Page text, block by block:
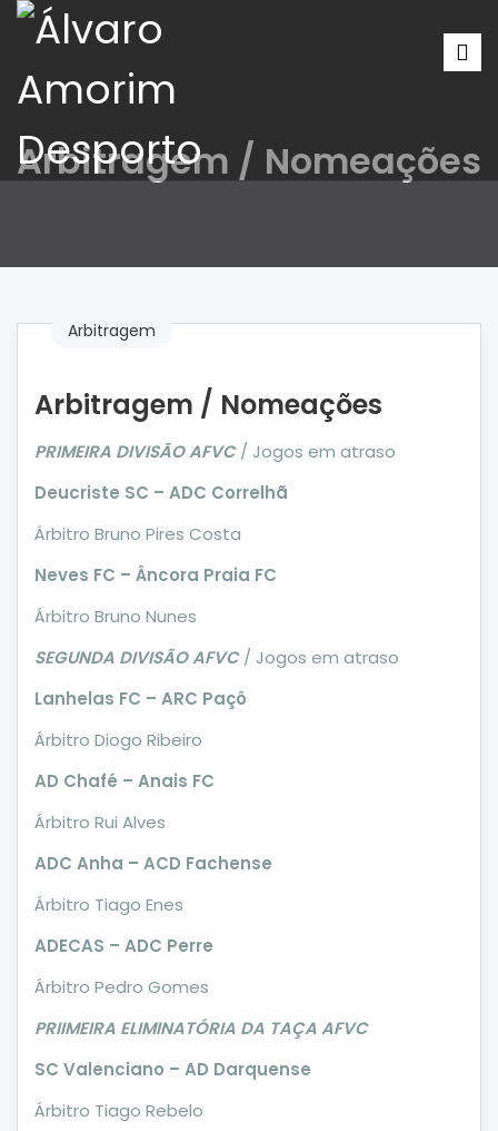
Arbitragem / Nomeações
Arbitragem
Arbitragem / Nomeações
PRIMEIRA DIVISÃO AFVC/ Jogos em atraso
Deucriste SC – ADC Correlhã
Árbitro Bruno Pires Costa
Neves FC – Âncora Praia FC
Árbitro Bruno Nunes
SEGUNDA DIVISÃO AFVC/ Jogos em atraso
Lanhelas FC – ARC Paçô
Árbitro Diogo Ribeiro
AD Chafé – Anais FC
Árbitro Rui Alves
ADC Anha – ACD Fachense
Árbitro Tiago Enes
ADECAS – ADC Perre
Árbitro Pedro Gomes
PRIIMEIRA ELIMINATÓRIA DA TAÇA AFVC
SC Valenciano – AD Darquense
Árbitro Tiago Rebelo